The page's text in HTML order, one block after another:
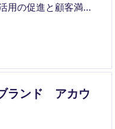
用の促進と顧客満足
ランド アカウ